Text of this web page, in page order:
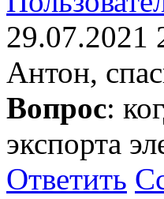
29.07.2021
Антон,
Вопрос:
экспорта
Ответить